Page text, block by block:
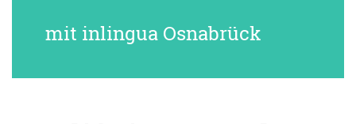
mit inlingua Osnabrück